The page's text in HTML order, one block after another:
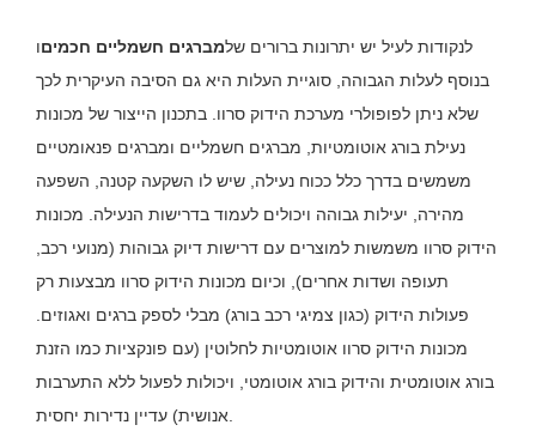
לנקודות לעיל יש יתרונות ברורים שלמברגים חשמליים חכמיםו
בנוסף לעלות הגבוהה, סוגיית העלות היא גם הסיבה העיקרית לכך
שלא ניתן לפופולרי מערכת הידוק סרוו. בתכנון הייצור של מכונות
נעילת בורג אוטומטיות, מברגים חשמליים ומברגים פנאומטיים
משמשים בדרך כלל ככוח נעילה, שיש לו השקעה קטנה, השפעה
מהירה, יעילות גבוהה ויכולים לעמוד בדרישות הנעילה. מכונות
הידוק סרוו משמשות למוצרים עם דרישות דיוק גבוהות (מנועי רכב,
תעופה ושדות אחרים), וכיום מכונות הידוק סרוו מבצעות רק
פעולות הידוק (כגון צמיגי רכב בורג) מבלי לספק ברגים ואגוזים.
מכונות הידוק סרוו אוטומטיות לחלוטין (עם פונקציות כמו הזנת
בורג אוטומטית והידוק בורג אוטומטי, ויכולות לפעול ללא התערבות
אנושית) עדיין נדירות יחסית.